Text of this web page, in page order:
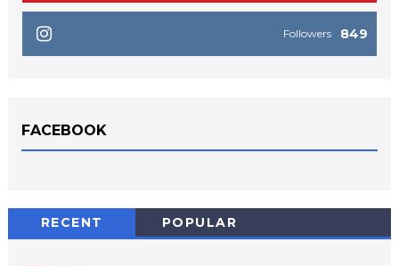
849
Followers
FACEBOOK
RECENT POPULAR